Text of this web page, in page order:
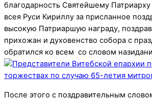
благодарность Святейшему
всея Руси Кириллу за присланное
высокую Патриаршую награду,
прихожан и духовенство собора с
обратился ко всем со словом
После этого с поздравительным